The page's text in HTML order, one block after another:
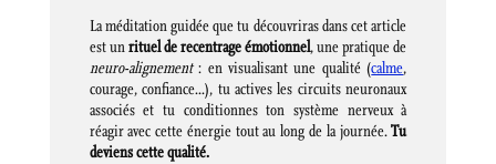
La méditation guidée que tu découvriras dans cet article
est unrituel de recentrage émotionnel, une pratique de
neuro-alignement: en visualisant une qualité (calme,
courage, confiance…), tu actives les circuits neuronaux
associés et tu conditionnes ton système nerveux à
réagir avec cette énergie tout au long de la journée.Tu
deviens cette qualité.